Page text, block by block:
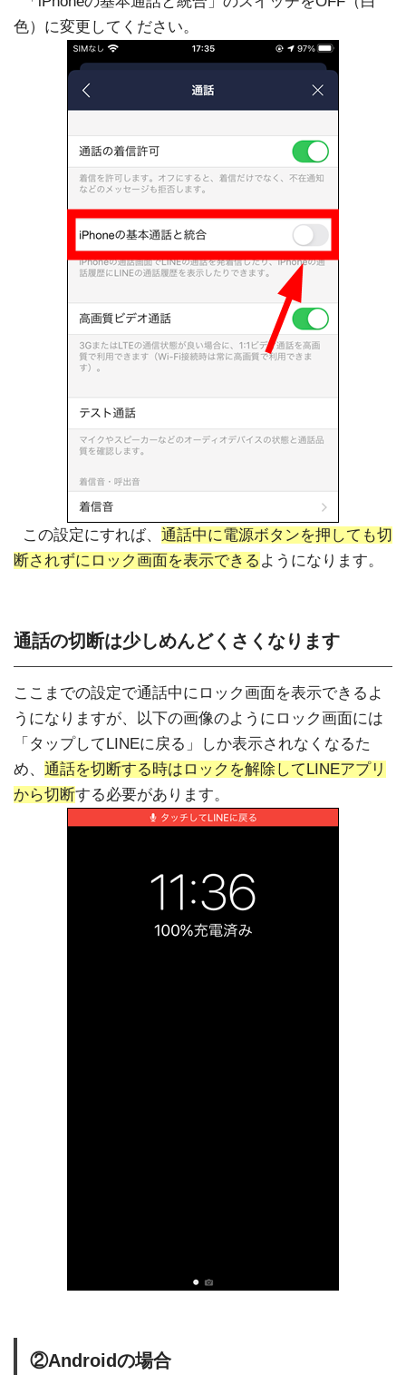
色）に変更してください。
この設定にすれば、 通話中に電源ボタンを押しても切
断されずにロック画面を表示できる ようになります。
通話の切断は少しめんどくさくなります
ここまでの設定で通話中にロック画面を表示できるよ
うになりますが、以下の画像のようにロック画面には
「タップしてLINEに戻る」しか表示されなくなるた
め、 通話を切断する時はロックを解除してLINEアプリ
から切断する必要があります。
②Androidの場合